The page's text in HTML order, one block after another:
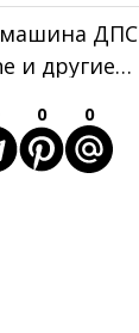
машина ДПС
и другие
0 0